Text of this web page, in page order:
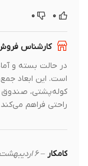
کارشناس فروش کی
است. این ابعاد
کوله‌پشتی، صندوق
راحتی فراهم می‌کند
کامکار– ۶ اردیبهشت ۱۴۰۵